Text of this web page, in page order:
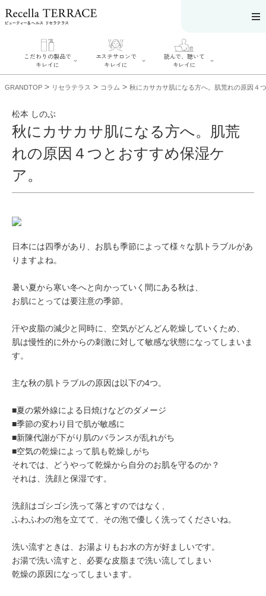
こだわりの製品で
キレイに
こだわりの製品
でキレイに
SERIES#01 私た
ちについて
のこだわり
エステサロンで
キレイに
キレイに
肌改善のプロが
は？
読んで、聴いて
キレイに
読んで、聴いてキ
レイに
糖質制限レシピ
ニキビ
のしわ 敏感肌 た
コラム
GRANDTOP > リセラテラス > コラム > 秋にカサカサ肌になる方へ。肌荒れの原因４
松本 しのぶ
秋にカサカサ肌になる方へ。肌荒
れの原因４つとおすすめ保湿ケ
ア。
日本には四季があり、お肌も季節によって様々な肌トラブルがあ
りますよね。
暑い夏から寒い冬へと向かっていく間にある秋は、
お肌にとっては要注意の季節。
汗や皮脂の減少と同時に、空気がどんどん乾燥していくため、
肌は慢性的に外からの刺激に対して敏感な状態になってしまいま
す。
主な秋の肌トラブルの原因は以下の4つ。
■夏の紫外線による日焼けなどのダメージ
■季節の変わり目で肌が敏感に
■新陳代謝が下がり肌のバランスが乱れがち
■空気の乾燥によって肌も乾燥しがち
それでは、どうやって乾燥から自分のお肌を守るのか？
それは、洗顔と保湿です。
洗顔はゴシゴシ洗って落とすのではなく、
ふわふわの泡を立てて、その泡で優しく洗ってくださいね。
洗い流すときは、お湯よりもお水の方が好ましいです。
お湯で洗い流すと、必要な皮脂まで洗い流してしまい
乾燥の原因になってしまいます。